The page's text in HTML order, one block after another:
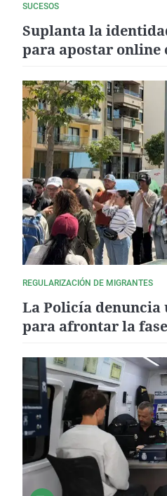
SUCESOS
Suplanta la
para apostar online
REGULARIZACIÓN DE MIGRANTES
La Policía
para afrontar la
completamente